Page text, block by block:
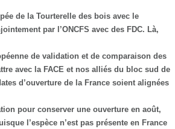
de la Tourterelle des bois avec le
par l’ONCFS avec des FDC. Là,
de validation et de comparaison des
avec la FACE et nos alliés du bloc sud de
d’ouverture de la France soient alignées
pour conserver une ouverture en août,
l’espèce n’est pas présente en France